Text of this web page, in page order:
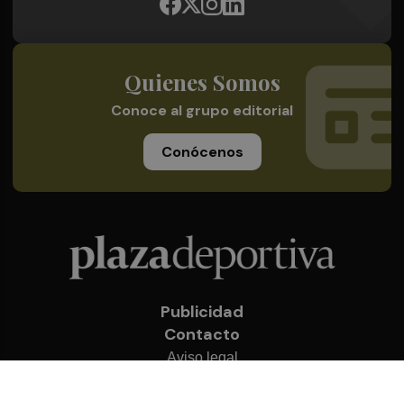
Quienes Somos
Conoce al grupo editorial
Conócenos
Publicidad
Contacto
Aviso legal